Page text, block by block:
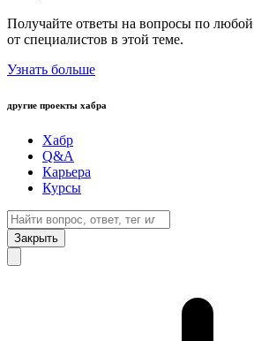
Получайте ответы на вопросы по любой
от специалистов в этой теме.
Узнать больше
другие проекты хабра
Хабр
Q&A
Карьера
Курсы
Закрыть